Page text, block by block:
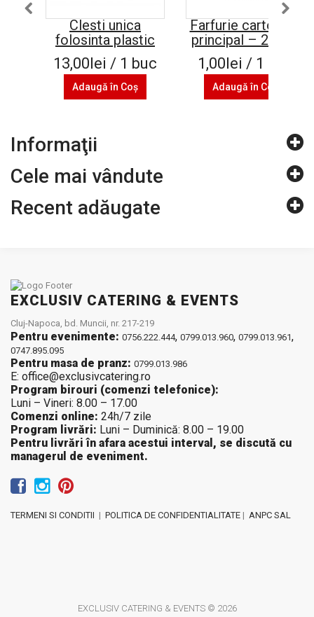
Clesti unica
folosinta plastic
13,00lei / 1 buc
Adaugă în Coş
Farfurie carton fel
principal – 22 cm
1,00lei / 1 buc
Adaugă în Coş
Informaţii
Cele mai vândute
Recent adăugate
EXCLUSIV CATERING & EVENTS
Cluj-Napoca, bd. Muncii, nr. 217-219
Pentru evenimente: 0756.222.444, 0799.013.960, 0799.013.961,
0747.895.095
Pentru masa de pranz: 0799.013.986
E: office@exclusivcatering.ro
Program birouri (comenzi telefonice):
Luni – Vineri: 8.00 – 17.00
Comenzi online: 24h/7 zile
Program livrări: Luni – Duminică: 8.00 – 19.00
Pentru livrări în afara acestui interval, se discută cu
managerul de eveniment.
TERMENI SI CONDITII | POLITICA DE CONFIDENTIALITATE | ANPC SAL
EXCLUSIV CATERING & EVENTS © 2026